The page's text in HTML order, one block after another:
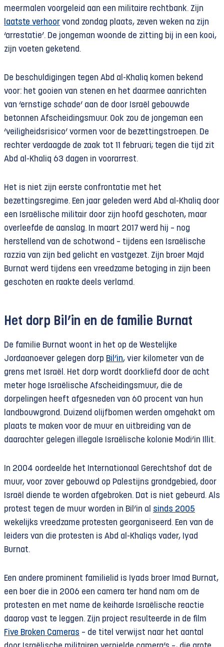
meermalen voorgeleid aan een militaire rechtbank. Zijn
laatste verhoor vond zondag plaats, zeven weken na zijn
‘arrestatie’. De jongeman woonde de zitting bij in een kooi,
zijn voeten geketend.
De beschuldigingen tegen Abd al-Khaliq komen bekend
voor: het gooien van stenen en het daarmee aanrichten
van ‘ernstige schade’ aan de door Israël gebouwde
betonnen Afscheidingsmuur. Ook zou de jongeman een
‘veiligheidsrisico’ vormen voor de bezettingstroepen. De
rechter verdaagde de zaak tot 11 februari; tegen die tijd zit
Abd al-Khaliq 63 dagen in voorarrest.
Het is niet zijn eerste confrontatie met het
bezettingsregime. Een jaar geleden werd Abd al-Khaliq door
een Israëlische militair door zijn hoofd geschoten, maar
overleefde de aanslag. In maart 2017 werd hij – nog
herstellend van de schotwond – tijdens een Israëlische
razzia van zijn bed gelicht en vastgezet. Zijn broer Majd
Burnat werd tijdens een vreedzame betoging in zijn been
geschoten en raakte deels verlamd.
Het dorp Bil’in en de familie Burnat
De familie Burnat woont in het op de Westelijke
Jordaanoever gelegen dorp Bil’in, vier kilometer van de
grens met Israël. Het dorp wordt doorkliefd door de acht
meter hoge Israëlische Afscheidingsmuur, die de
dorpelingen heeft afgesneden van 60 procent van hun
landbouwgrond. Duizend olijfbomen werden omgehakt om
plaats te maken voor de muur en uitbreiding van de
daarachter gelegen illegale Israëlische kolonie Modi’in Illit.
In 2004 oordeelde het Internationaal Gerechtshof dat de
muur, voor zover gebouwd op Palestijns grondgebied, door
Israël diende te worden afgebroken. Dat is niet gebeurd. Als
protest tegen de muur worden in Bil’in al sinds 2005
wekelijks vreedzame protesten georganiseerd. Een van de
leiders van die protesten is Abd al-Khaliqs vader, Iyad
Burnat.
Een andere prominent familielid is Iyads broer Imad Burnat,
een boer die in 2006 een camera ter hand nam om de
protesten en met name de keiharde Israëlische reactie
daarop vast te leggen. Zijn project resulteerde in de film
Five Broken Cameras – de titel verwijst naar het aantal